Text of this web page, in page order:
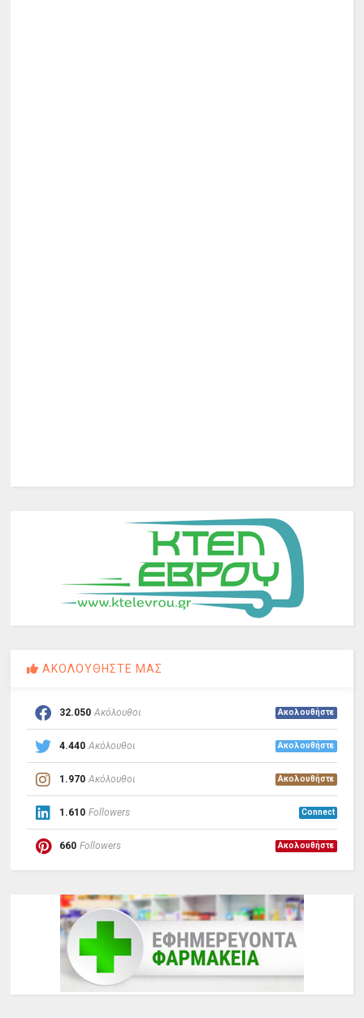
ΑΚΟΛΟΥΘΗΣΤΕ ΜΑΣ
32.050 Ακόλουθοι Ακολουθήστε
4.440 Ακόλουθοι Ακολουθήστε
1.970 Ακόλουθοι Ακολουθήστε
1.610 Followers Connect
660 Followers Ακολουθήστε